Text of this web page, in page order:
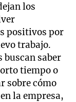
los
positivos por
trabajo.
buscan saber
tiempo o
sobre cómo
la empresa,